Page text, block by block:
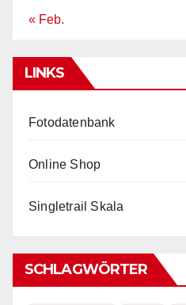
« Feb.
LINKS
Fotodatenbank
Online Shop
Singletrail Skala
SCHLAGWÖRTER